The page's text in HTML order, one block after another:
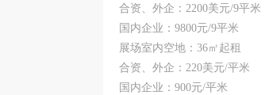
合资、外企：2200美元/9平米
国内企业：9800元/9平米
展场室内空地：36㎡起租
合资、外企：220美元/平米
国内企业：900元/平米